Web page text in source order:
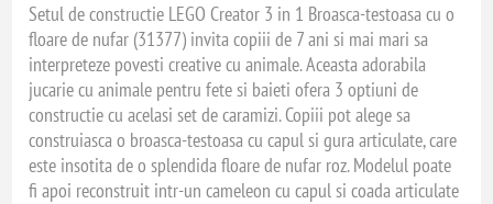
Setul de constructie LEGO Creator 3 in 1 Broasca-testoasa cu o
floare de nufar (31377) invita copiii de 7 ani si mai mari sa
interpreteze povesti creative cu animale. Aceasta adorabila
jucarie cu animale pentru fete si baieti ofera 3 optiuni de
constructie cu acelasi set de caramizi. Copiii pot alege sa
construiasca o broasca-testoasa cu capul si gura articulate, care
este insotita de o splendida floare de nufar roz. Modelul poate
fi apoi reconstruit intr-un cameleon cu capul si coada articulate